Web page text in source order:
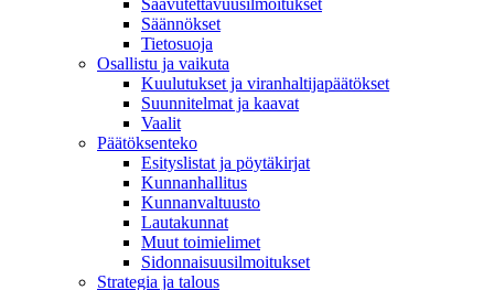
Saavutettavuusilmoitukset
Säännökset
Tietosuoja
Osallistu ja vaikuta
Kuulutukset ja viranhaltijapäätökset
Suunnitelmat ja kaavat
Vaalit
Päätöksenteko
Esityslistat ja pöytäkirjat
Kunnanhallitus
Kunnanvaltuusto
Lautakunnat
Muut toimielimet
Sidonnaisuusilmoitukset
Strategia ja talous